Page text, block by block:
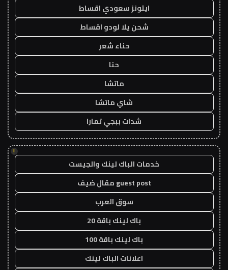
ايتونز سعودي اقساط
شحن يلا لودو اقساط
حناء شعر
حنا
ماتشا
شاي ماتشا
شدات ببجي تمارا
!
خدمات الباك لينك والجيست
guest post مقال ضيف
سوق العرب
باك لينك باقة 20
باك لينك باقة 100
اعلانات الباك لينك